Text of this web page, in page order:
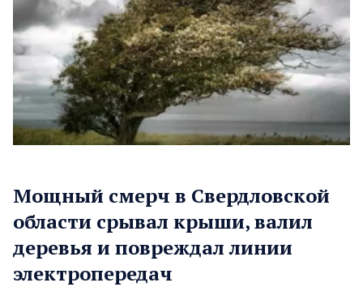
Мощный смерч в Свердловской
области срывал крыши, валил
деревья и повреждал линии
электропередач